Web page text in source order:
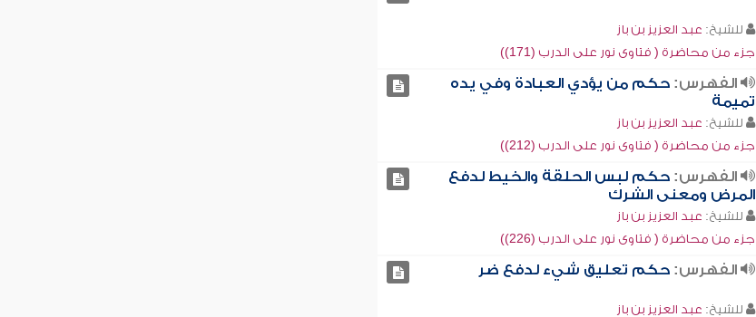
للشيخ: عبد العزيز بن باز
جزء من محاضرة ( فتاوى نور على الدرب (171))
الفهرس: حكم من يؤدي العبادة وفي يده
تميمة
للشيخ: عبد العزيز بن باز
جزء من محاضرة ( فتاوى نور على الدرب (212))
الفهرس: حكم لبس الحلقة والخيط لدفع
المرض ومعنى الشرك
للشيخ: عبد العزيز بن باز
جزء من محاضرة ( فتاوى نور على الدرب (226))
الفهرس: حكم تعليق شيء لدفع ضر
للشيخ: عبد العزيز بن باز